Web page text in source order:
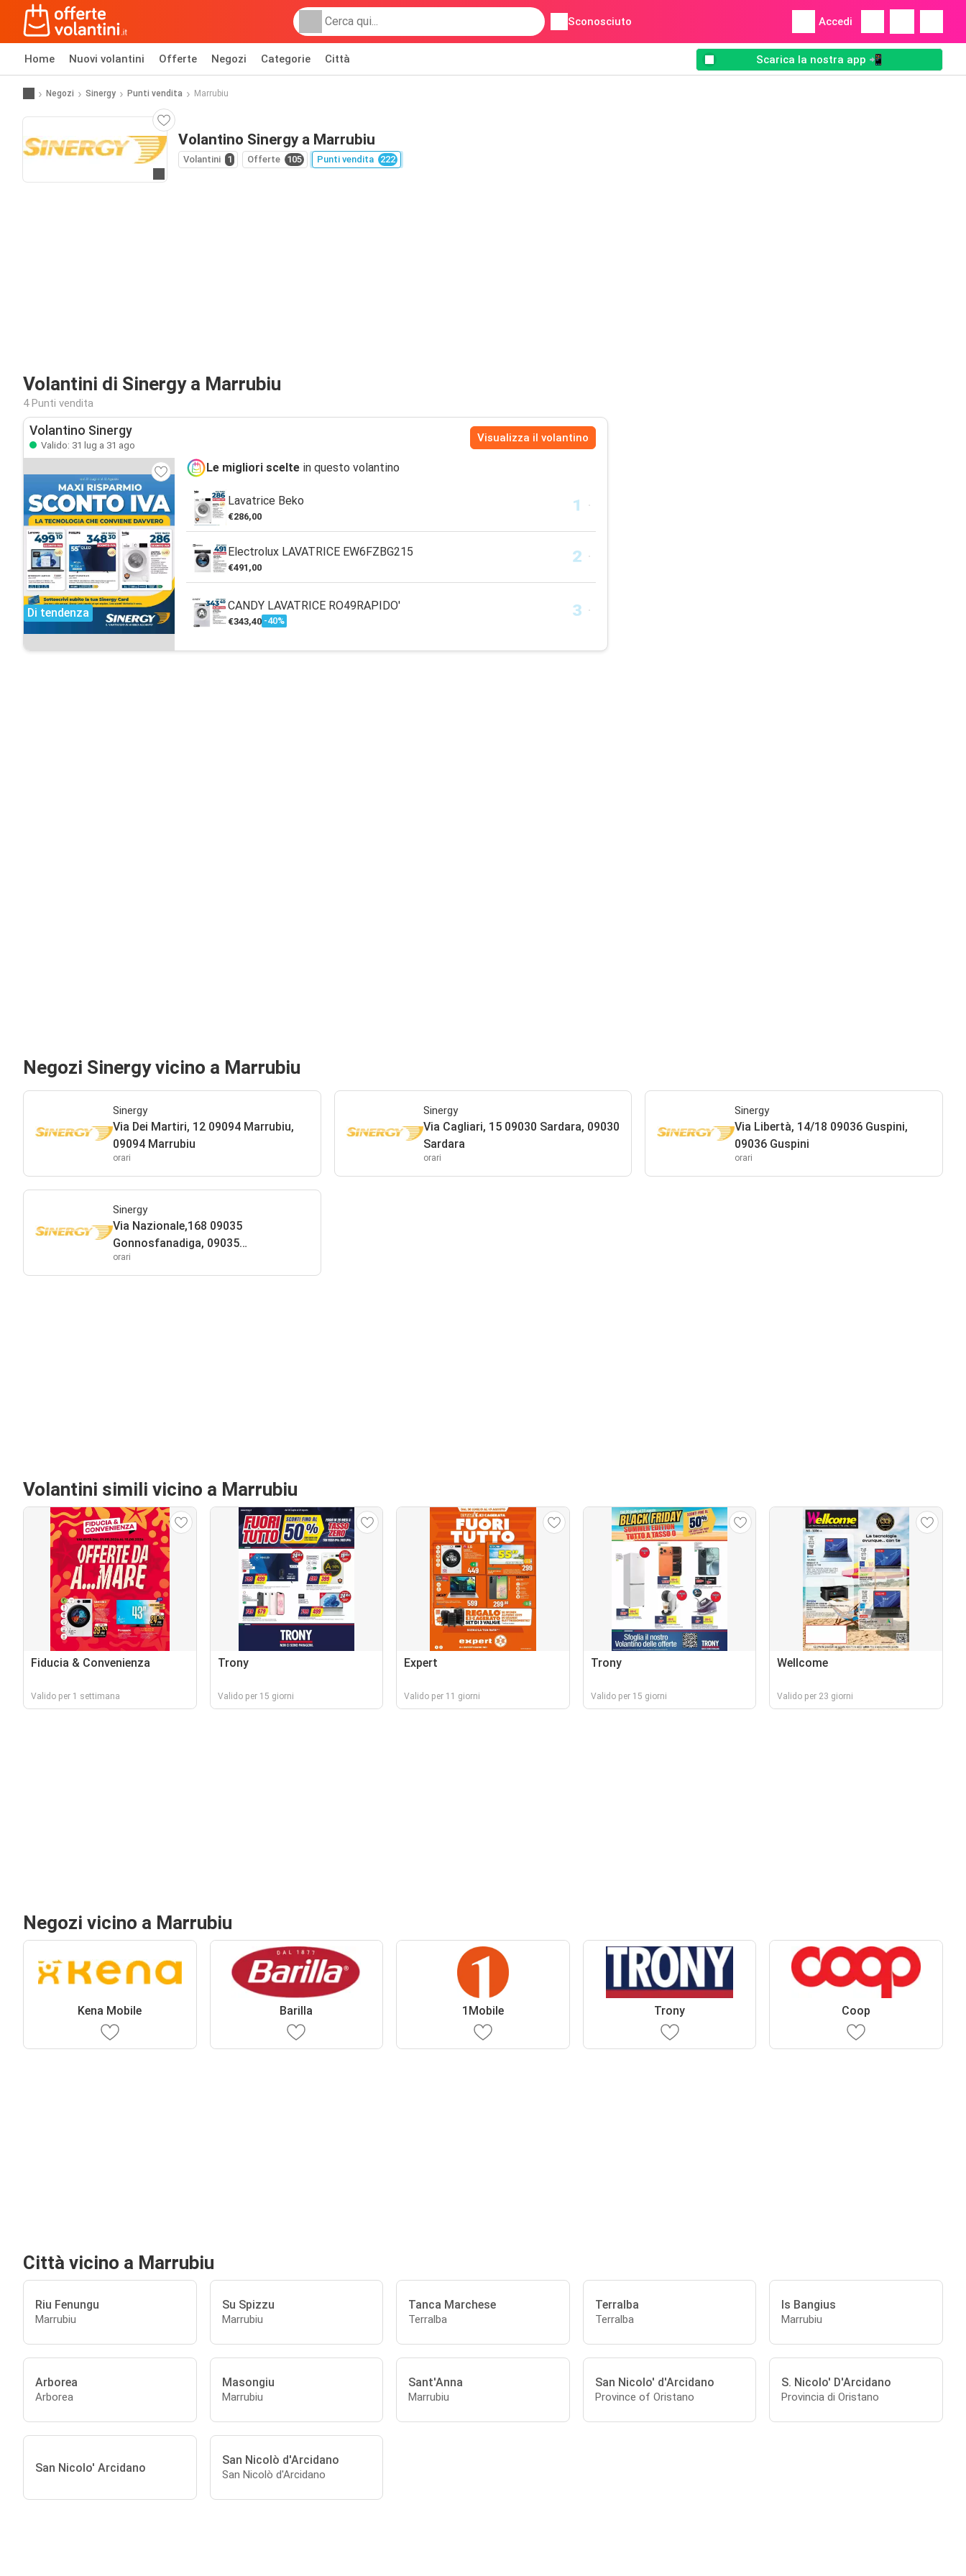
Sconosciuto Accedi
Home Nuovi volantini Offerte Negozi Categorie Città Scarica la nostra app 📲
Negozi Sinergy Punti vendita Marrubiu
Volantino Sinergy a Marrubiu
Volantini 1 Offerte 105 Punti vendita 222
Volantini di Sinergy a Marrubiu
4 Punti vendita
Volantino Sinergy
Valido: 31 lug a 31 ago
Visualizza il volantino
Di tendenza
Le migliori scelte in questo volantino
Lavatrice Beko
€286,00
Electrolux LAVATRICE EW6FZBG215
€491,00
CANDY LAVATRICE RO49RAPIDO'
€343,40 -40%
Negozi Sinergy vicino a Marrubiu
Sinergy
Via Dei Martiri, 12 09094 Marrubiu,
09094 Marrubiu
orari
Sinergy
Via Cagliari, 15 09030 Sardara, 09030
Sardara
orari
Sinergy
Via Libertà, 14/18 09036 Guspini,
09036 Guspini
orari
Sinergy
Via Nazionale,168 09035
Gonnosfanadiga, 09035
Gonnosfanadiga
orari
Volantini simili vicino a Marrubiu
Fiducia & Convenienza
Valido per 1 settimana
Trony
Valido per 15 giorni
Expert
Valido per 11 giorni
Trony
Valido per 15 giorni
Wellcome
Valido per 23 giorni
Negozi vicino a Marrubiu
Kena Mobile Barilla 1Mobile Trony Coop
Città vicino a Marrubiu
Riu Fenungu
Marrubiu
Su Spizzu
Marrubiu
Tanca Marchese
Terralba
Terralba
Terralba
Is Bangius
Marrubiu
Arborea
Arborea
Masongiu
Marrubiu
Sant'Anna
Marrubiu
San Nicolo' d'Arcidano
Province of Oristano
S. Nicolo' D'Arcidano
Provincia di Oristano
San Nicolo' Arcidano
San Nicolò d'Arcidano
San Nicolò d'Arcidano